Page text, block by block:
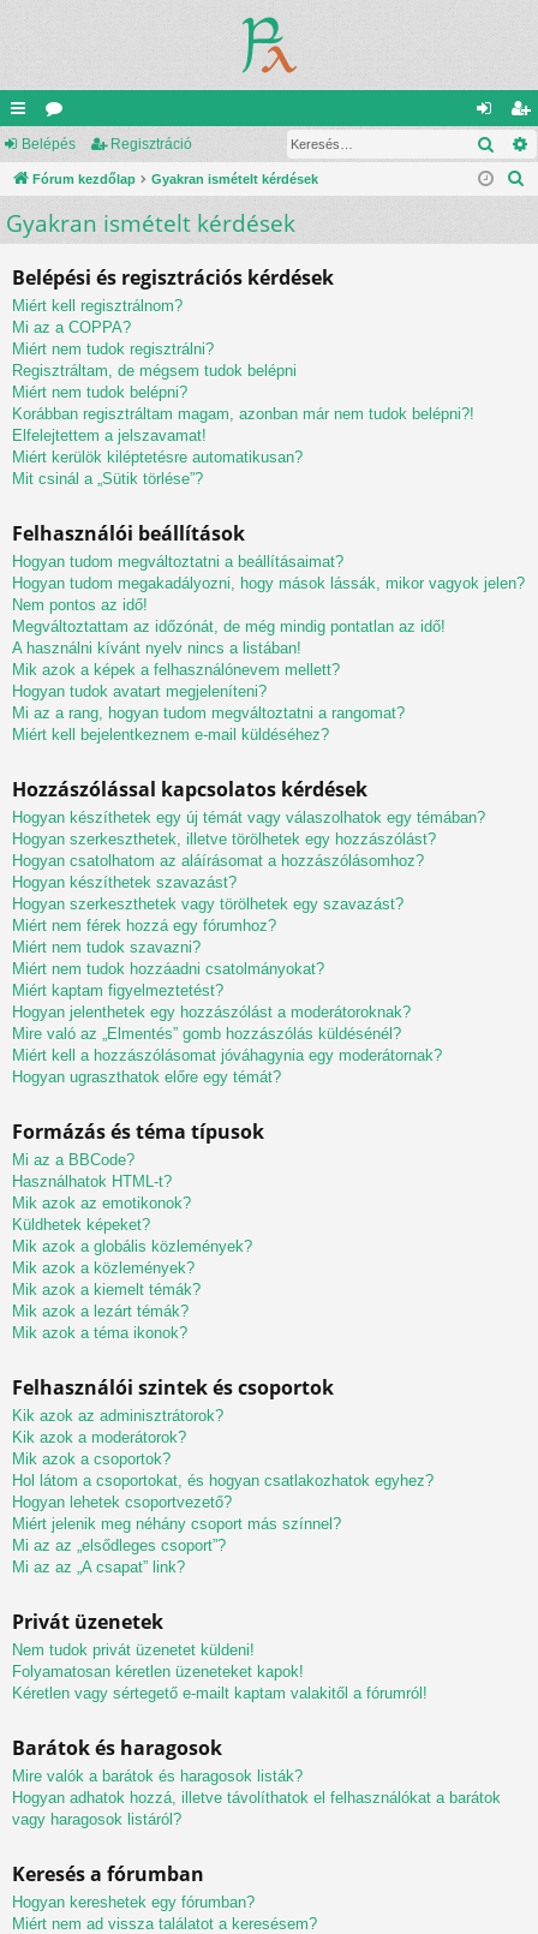
yo
rs
lin
k
ór
u
m
el
ép
eg
is
Belépés Regisztráció
Fórum kezdőlap Gyakran ismételt kérdések
Gyakran ismételt kérdések
Belépési és regisztrációs kérdések
Miért kell regisztrálnom?
Mi az a COPPA?
Miért nem tudok regisztrálni?
Regisztráltam, de mégsem tudok belépni
Miért nem tudok belépni?
Korábban regisztráltam magam, azonban már nem tudok belépni?!
Elfelejtettem a jelszavamat!
Miért kerülök kiléptetésre automatikusan?
Mit csinál a „Sütik törlése”?
Felhasználói beállítások
Hogyan tudom megváltoztatni a beállításaimat?
Hogyan tudom megakadályozni, hogy mások lássák, mikor vagyok jelen?
Nem pontos az idő!
Megváltoztattam az időzónát, de még mindig pontatlan az idő!
A használni kívánt nyelv nincs a listában!
Mik azok a képek a felhasználónevem mellett?
Hogyan tudok avatart megjeleníteni?
Mi az a rang, hogyan tudom megváltoztatni a rangomat?
Miért kell bejelentkeznem e-mail küldéséhez?
Hozzászólással kapcsolatos kérdések
Hogyan készíthetek egy új témát vagy válaszolhatok egy témában?
Hogyan szerkeszthetek, illetve törölhetek egy hozzászólást?
Hogyan csatolhatom az aláírásomat a hozzászólásomhoz?
Hogyan készíthetek szavazást?
Hogyan szerkeszthetek vagy törölhetek egy szavazást?
Miért nem férek hozzá egy fórumhoz?
Miért nem tudok szavazni?
Miért nem tudok hozzáadni csatolmányokat?
Miért kaptam figyelmeztetést?
Hogyan jelenthetek egy hozzászólást a moderátoroknak?
Mire való az „Elmentés” gomb hozzászólás küldésénél?
Miért kell a hozzászólásomat jóváhagynia egy moderátornak?
Hogyan ugraszthatok előre egy témát?
Formázás és téma típusok
Mi az a BBCode?
Használhatok HTML-t?
Mik azok az emotikonok?
Küldhetek képeket?
Mik azok a globális közlemények?
Mik azok a közlemények?
Mik azok a kiemelt témák?
Mik azok a lezárt témák?
Mik azok a téma ikonok?
Felhasználói szintek és csoportok
Kik azok az adminisztrátorok?
Kik azok a moderátorok?
Mik azok a csoportok?
Hol látom a csoportokat, és hogyan csatlakozhatok egyhez?
Hogyan lehetek csoportvezető?
Miért jelenik meg néhány csoport más színnel?
Mi az az „elsődleges csoport”?
Mi az az „A csapat” link?
Privát üzenetek
Nem tudok privát üzenetet küldeni!
Folyamatosan kéretlen üzeneteket kapok!
Kéretlen vagy sértegető e-mailt kaptam valakitől a fórumról!
Barátok és haragosok
Mire valók a barátok és haragosok listák?
Hogyan adhatok hozzá, illetve távolíthatok el felhasználókat a barátok
vagy haragosok listáról?
Keresés a fórumban
Hogyan kereshetek egy fórumban?
Miért nem ad vissza találatot a keresésem?